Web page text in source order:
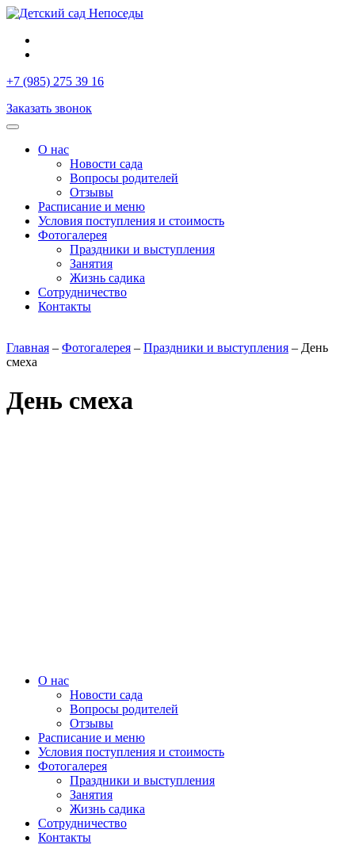
+7 (985) 275 39 16
Заказать звонок
О нас
Новости сада
Вопросы родителей
Отзывы
Расписание и меню
Условия поступления и стоимость
Фотогалерея
Праздники и выступления
Занятия
Жизнь садика
Сотрудничество
Контакты
Главная – Фотогалерея – Праздники и выступления – День
смеха
День смеха
О нас
Новости сада
Вопросы родителей
Отзывы
Расписание и меню
Условия поступления и стоимость
Фотогалерея
Праздники и выступления
Занятия
Жизнь садика
Сотрудничество
Контакты